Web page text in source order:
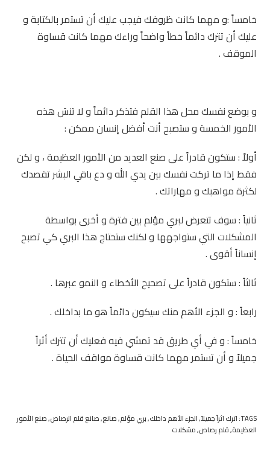
خامساً :و مهما كانت ظروفك فيجب عليك أن تستمر بالكتابة و
عليك أن تترك دائماً خطاً واضحاً وراءك مهما كانت قساوة
الموقف .
و بوضع نفسك محل هذا القلم فتذكر دائماً و لا تنسَ هذه
الأمور الخمسة و ستصبح أنت أفضل إنسان ممكن :
أولاً : ستكون قادراً على صنع العديد من الأمور العظيمة ، و لكن
فقط إذا ما تركت نفسك بين يدي الله و دع باقي البشر تقصدك
لكثرة مواهبك و مهاراتك .
ثانياً : سوف تتعرض لبري مؤلم بين فترة و أخرى بواسطة
المشكلات التي ستواجهها و لكنك ستحتاج هذا البري كي تصبح
إنساناً أقوى .
ثالثاً : ستكون قادراً على تصحيح الأخطاء و النمو عبرها .
رابعاً : و الجزء الأهم منك سيكون دائماً هو ما بداخلك .
خامساً : و في أي طريق قد تمشي فيه فعليك أن تترك أثراً
جميلاً و أن تستمر مهما كانت قساوة مواقف الحياة .
TAGS: اترك اثراً جميلاً,الجزء الأهم داخلك,بري مؤلم,صانع,صانع قلم الرصاص,صنع الأمور
العظيمة,قلم رصاص,مشكلات